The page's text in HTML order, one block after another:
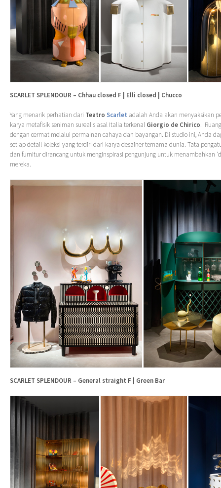
SCARLET SPLENDOUR – Chhau closed F | Elli closed | Chucco
Yang menarik perhatian dari Teatro Scarlet adalah Anda akan menyaksikan
karya metafisik seniman surealis asal Italia terkenal Giorgio de Chirico.
dengan cermat melalui permainan cahaya dan bayangan. Di studio ini, Anda
setiap detail koleksi yang terdiri dari karya desainer ternama dunia. Tata
dan furnitur dirancang untuk menginspirasi pengunjung untuk menambahkan
mereka.
SCARLET SPLENDOUR – General straight F | Green Bar